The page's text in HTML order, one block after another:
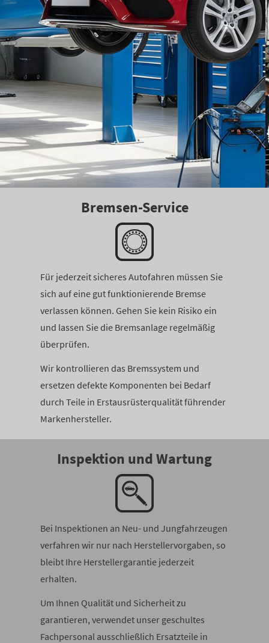
Bremsen-Service
Für jederzeit sicheres Autofahren müssen Sie
sich auf eine gut funktionierende Bremse
verlassen können. Gehen Sie kein Risiko ein
und lassen Sie die Bremsanlage regelmäßig
überprüfen.
Wir kontrollieren das Bremssystem und
ersetzen defekte Komponenten bei Bedarf
durch Teile in Erstausrüsterqualität führender
Markenhersteller.
Inspektion und Wartung
Bei Inspektionen an Neu- und Jungfahrzeugen
verfahren wir nur nach Herstellervorgaben, so
bleibt Ihre Herstellergarantie jederzeit
erhalten.
Um Ihnen Qualität und Sicherheit zu
garantieren, verwendet unser geschultes
Fachpersonal ausschließlich Ersatzteile in